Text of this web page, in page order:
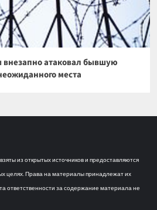
внезапно атаковал бывшую
места
из открытых источников и предоставляются
целях. Права на материалы принадлежат их
ответственности за содержание материала не